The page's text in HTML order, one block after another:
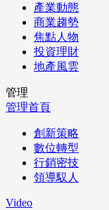
產業動態
商業趨勢
焦點人物
投資理財
地產風雲
管理
管理首頁
創新策略
數位轉型
行銷密技
領導馭人
Video